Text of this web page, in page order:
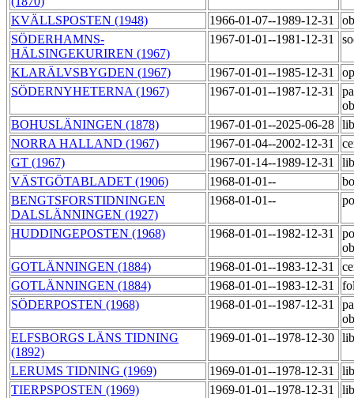
KVÄLLSPOSTEN (1948) 1966-01-07--1989-12-31
SÖDERHAMNS-
HÄLSINGEKURIREN (1967)
1967-01-01--1981-12-31
KLARÄLVSBYGDEN (1967) 1967-01-01--1985-12-31
SÖDERNYHETERNA (1967)
1967-01-01--1987-12-31
BOHUSLÄNINGEN (1878)
1967-01-01--2025-06-28
NORRA HALLAND (1967)
1967-01-04--2002-12-31
GT (1967)
1967-01-14--1989-12-31
VÄSTGÖTABLADET (1906)
1968-01-01--
BENGTSFORSTIDNINGEN
DALSLÄNNINGEN (1927)
1968-01-01--
HUDDINGEPOSTEN (1968) 1968-01-01--1982-12-31
GOTLÄNNINGEN (1884)
1968-01-01--1983-12-31
GOTLÄNNINGEN (1884)
1968-01-01--1983-12-31
SÖDERPOSTEN (1968)
1968-01-01--1987-12-31
ELFSBORGS LÄNS TIDNING
(1892)
1969-01-01--1978-12-30
LERUMS TIDNING (1969) 1969-01-01--1978-12-31
TIERPSPOSTEN (1969)
1969-01-01--1978-12-31